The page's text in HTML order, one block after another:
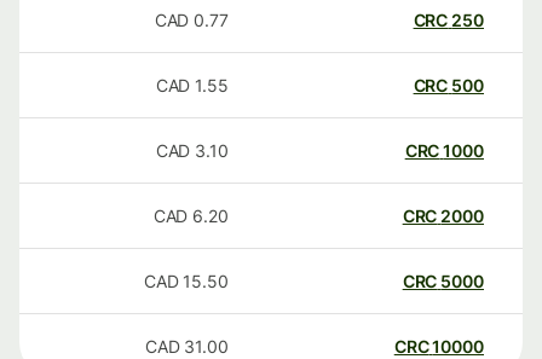
250
CRC
0.77
CAD
500
CRC
1.55
CAD
1000
CRC
3.10
CAD
2000
CRC
6.20
CAD
5000
CRC
15.50
CAD
10000
CRC
31.00
CAD